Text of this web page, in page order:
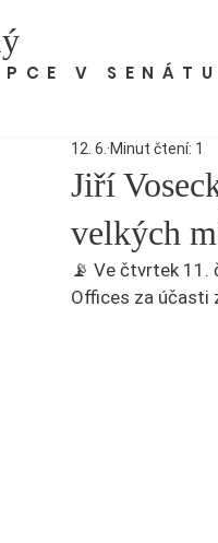
V SENÁTU
Jiří
velkých
12. 6. Minut čtení: 1
📡 Ve čtvrtek 11.
Offices za účasti